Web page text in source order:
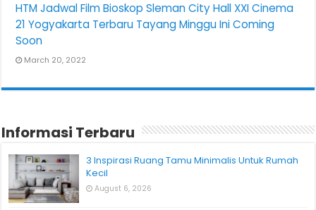
HTM Jadwal Film Bioskop Sleman City Hall XXI Cinema
21 Yogyakarta Terbaru Tayang Minggu Ini Coming
Soon
March 20, 2022
Informasi Terbaru
3 Inspirasi Ruang Tamu Minimalis Untuk Rumah
Kecil
August 6, 2026